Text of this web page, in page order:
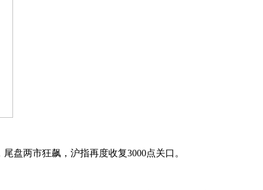
两市狂飙，沪指再度收复3000点关口。